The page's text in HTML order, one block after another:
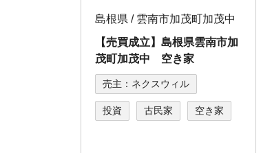
島根県 / 雲南市加茂町加茂中
【売買成立】島根県雲南市加
茂町加茂中 空き家
売主：ネクスウィル
投資 古民家 空き家